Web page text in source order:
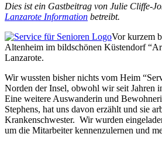
Dies ist ein Gastbeitrag von Julie Cliffe-
Lanzarote Information betreibt.
Vor kurzem
Altenheim im bildschönen Küstendorf
Lanzarote.
Wir wussten bisher nichts vom Heim
Norden der Insel, obwohl wir seit Jahren
Eine weitere Auswanderin und
Stephens, hat uns davon erzählt und sie
Krankenschwester. Wir wurden
um die Mitarbeiter kennenzulernen und